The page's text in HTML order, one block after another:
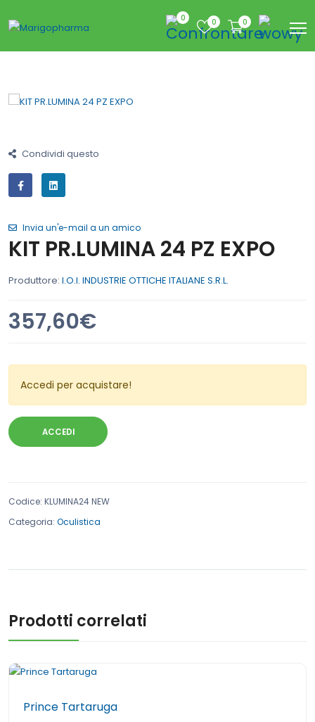
0 0 0
Condividi questo
Invia un'e-mail a un amico
KIT PR.LUMINA 24 PZ EXPO
Produttore: I.O.I. INDUSTRIE OTTICHE ITALIANE S.R.L.
357,60€
Accedi per acquistare!
ACCEDI
Codice: KLUMINA24 NEW
Categoria: Oculistica
Prodotti correlati
Prince Tartaruga